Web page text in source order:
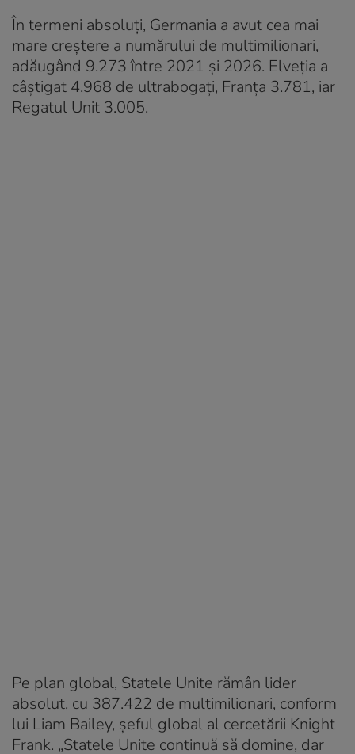
În termeni absoluți, Germania a avut cea mai
mare creștere a numărului de multimilionari,
adăugând 9.273 între 2021 și 2026. Elveția a
câștigat 4.968 de ultrabogați, Franța 3.781, iar
Regatul Unit 3.005.
Pe plan global, Statele Unite rămân lider
absolut, cu 387.422 de multimilionari, conform
lui Liam Bailey, șeful global al cercetării Knight
Frank. „Statele Unite continuă să domine, dar